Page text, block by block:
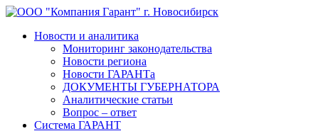
Новости и аналитика
Мониторинг законодательства
Новости региона
Новости ГАРАНТа
ДОКУМЕНТЫ ГУБЕРНАТОРА
Аналитические статьи
Вопрос – ответ
Система ГАРАНТ